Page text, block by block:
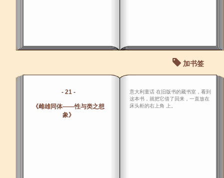
加书签
- 21 -
《雌雄同体――性与类之想
象》
意大利童话 在旧版书的藏书室，看到
这本书，就把它借了回来，一直放在
床头柜的右上角 上。